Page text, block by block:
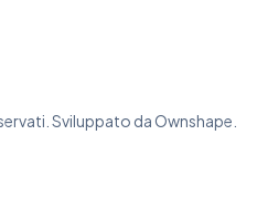
Sviluppato da Ownshape.